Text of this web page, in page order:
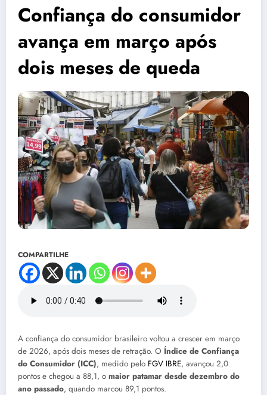
Confiança do consumidor
avança em março após
dois meses de queda
COMPARTILHE
A confiança do consumidor brasileiro voltou a crescer em março
de 2026, após dois meses de retração. O Índice de Confiança
do Consumidor (ICC), medido pelo FGV IBRE, avançou 2,0
pontos e chegou a 88,1, o maior patamar desde dezembro do
ano passado, quando marcou 89,1 pontos.